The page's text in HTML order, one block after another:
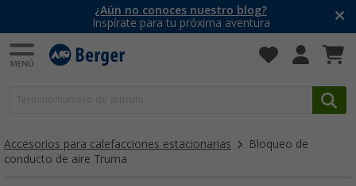
¿Aún no conoces nuestro blog?
Inspírate para tu próxima aventura
Accesorios para calefacciones estacionarias
Bloqueo de
conducto de aire Truma